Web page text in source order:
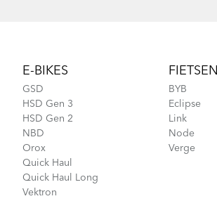
E-BIKES
GSD
HSD Gen 3
HSD Gen 2
NBD
Orox
Quick Haul
Quick Haul Long
Vektron
FIETSEN
BYB
Eclipse
Link
Node
Verge